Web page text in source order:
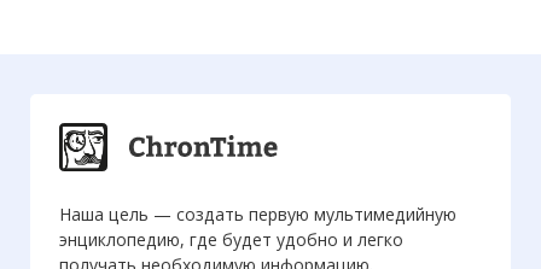
Наша цель — создать первую мультимедийную
энциклопедию, где будет удобно и легко
получать необходимую информацию.